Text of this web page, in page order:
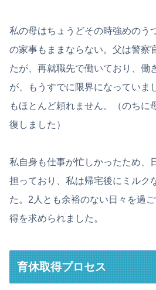
私の母はちょうどその時強めのう
の家事もままならない。父は警察
たが、再就職先で働いており、働
が、もうすでに限界になっていま
もほとんど頼れません。（のちに
復しました）
私自身も仕事が忙しかったため、
担っており、私は帰宅後にミルク
た。2人とも余裕のない日々を過
得を求められました。
育休取得プロセス